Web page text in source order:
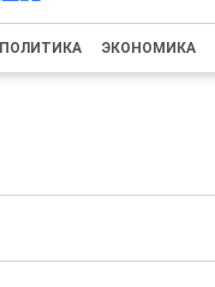
ПОЛИТИКА ЭКОНОМИКА